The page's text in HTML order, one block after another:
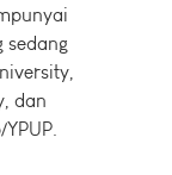
sedang
dan